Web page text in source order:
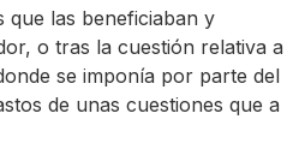
que las beneficiaban y
o tras la cuestión relativa a
se imponía por parte del
de unas cuestiones que a